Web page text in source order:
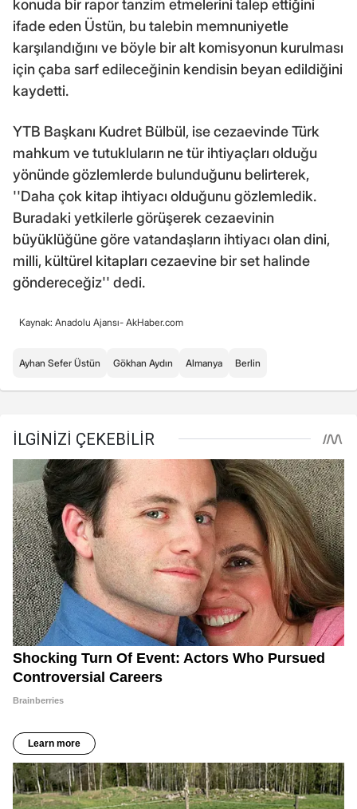
konuda bir rapor tanzim etmelerini talep ettiğini
ifade eden Üstün, bu talebin memnuniyetle
karşılandığını ve böyle bir alt komisyonun kurulması
için çaba sarf edileceğinin kendisin beyan edildiğini
kaydetti.
YTB Başkanı Kudret Bülbül, ise cezaevinde Türk
mahkum ve tutukluların ne tür ihtiyaçları olduğu
yönünde gözlemlerde bulunduğunu belirterek,
''Daha çok kitap ihtiyacı olduğunu gözlemledik.
Buradaki yetkilerle görüşerek cezaevinin
büyüklüğüne göre vatandaşların ihtiyacı olan dini,
milli, kültürel kitapları cezaevine bir set halinde
göndereceğiz'' dedi.
Kaynak: Anadolu Ajansı- AkHaber.com
Ayhan Sefer Üstün Gökhan Aydın Almanya Berlin